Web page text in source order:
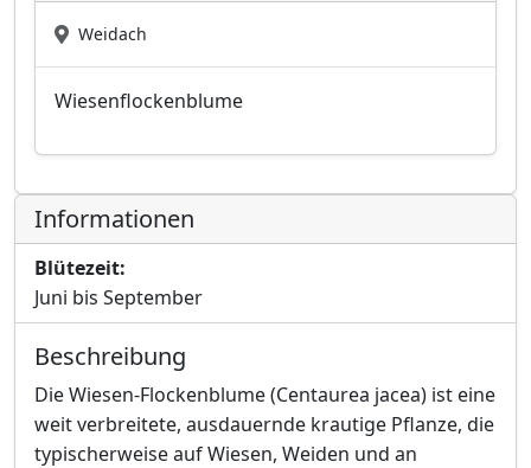
Weidach
Wiesenflockenblume
Informationen
Blütezeit:
Juni bis September
Beschreibung
Die Wiesen-Flockenblume (Centaurea jacea) ist eine
weit verbreitete, ausdauernde krautige Pflanze, die
typischerweise auf Wiesen, Weiden und an